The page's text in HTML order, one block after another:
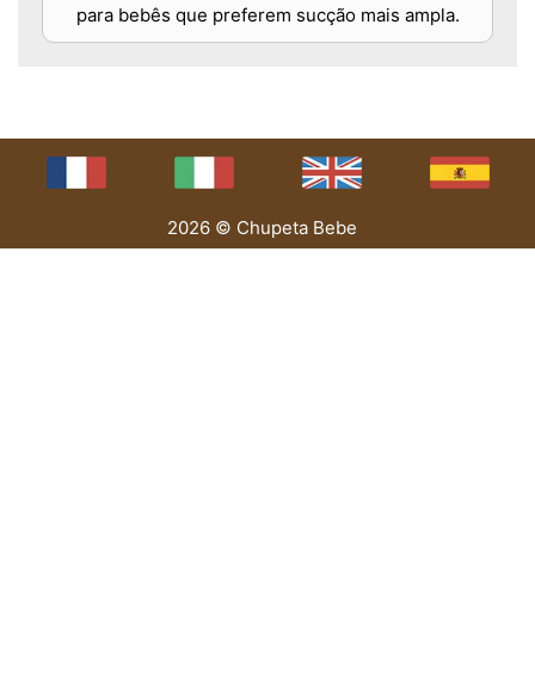
para bebês que preferem sucção mais ampla.
2026 © Chupeta Bebe